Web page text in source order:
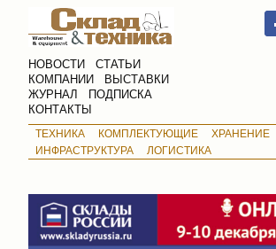
НОВОСТИ
СТАТЬИ
КОМПАНИИ
ВЫСТАВКИ
ЖУРНАЛ
ПОДПИСКА
КОНТАКТЫ
ТЕХНИКА КОМПЛЕКТУЮЩИЕ ХРАНЕНИЕ
ИНФРАСТРУКТУРА
ЛОГИСТИКА